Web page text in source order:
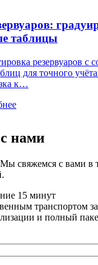
таблицы
резервуаров с
для точного
к…
нами
свяжемся с вами в
15 минут
транспортом за
и полный